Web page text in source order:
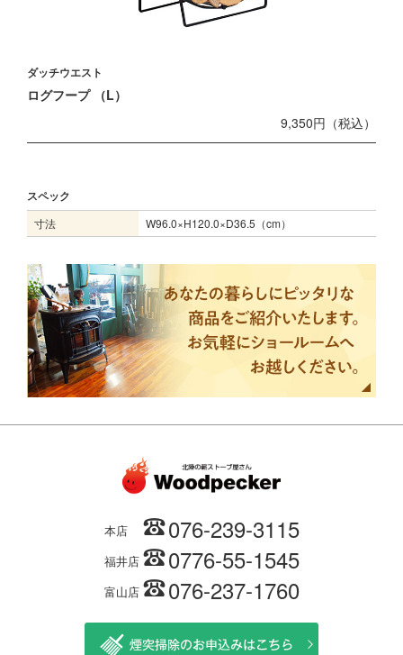
ダッチウエスト
ログフープ （L）
9,350円（税込）
スペック
寸法
W96.0×H120.0×D36.5（cm）
本店 076-239-3115
福井店 0776-55-1545
富山店 076-237-1760